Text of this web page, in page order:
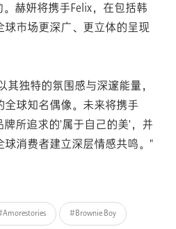
赫妍将携手Felix，在包括韩
球市场更深广、更立体的呈现
其独特的氛围感与深邃能量，
全球知名偶像。未来将携手
牌所追求的'属于自己的美'，并
球消费者建立深层情感共鸣。"
#Brownie Boy